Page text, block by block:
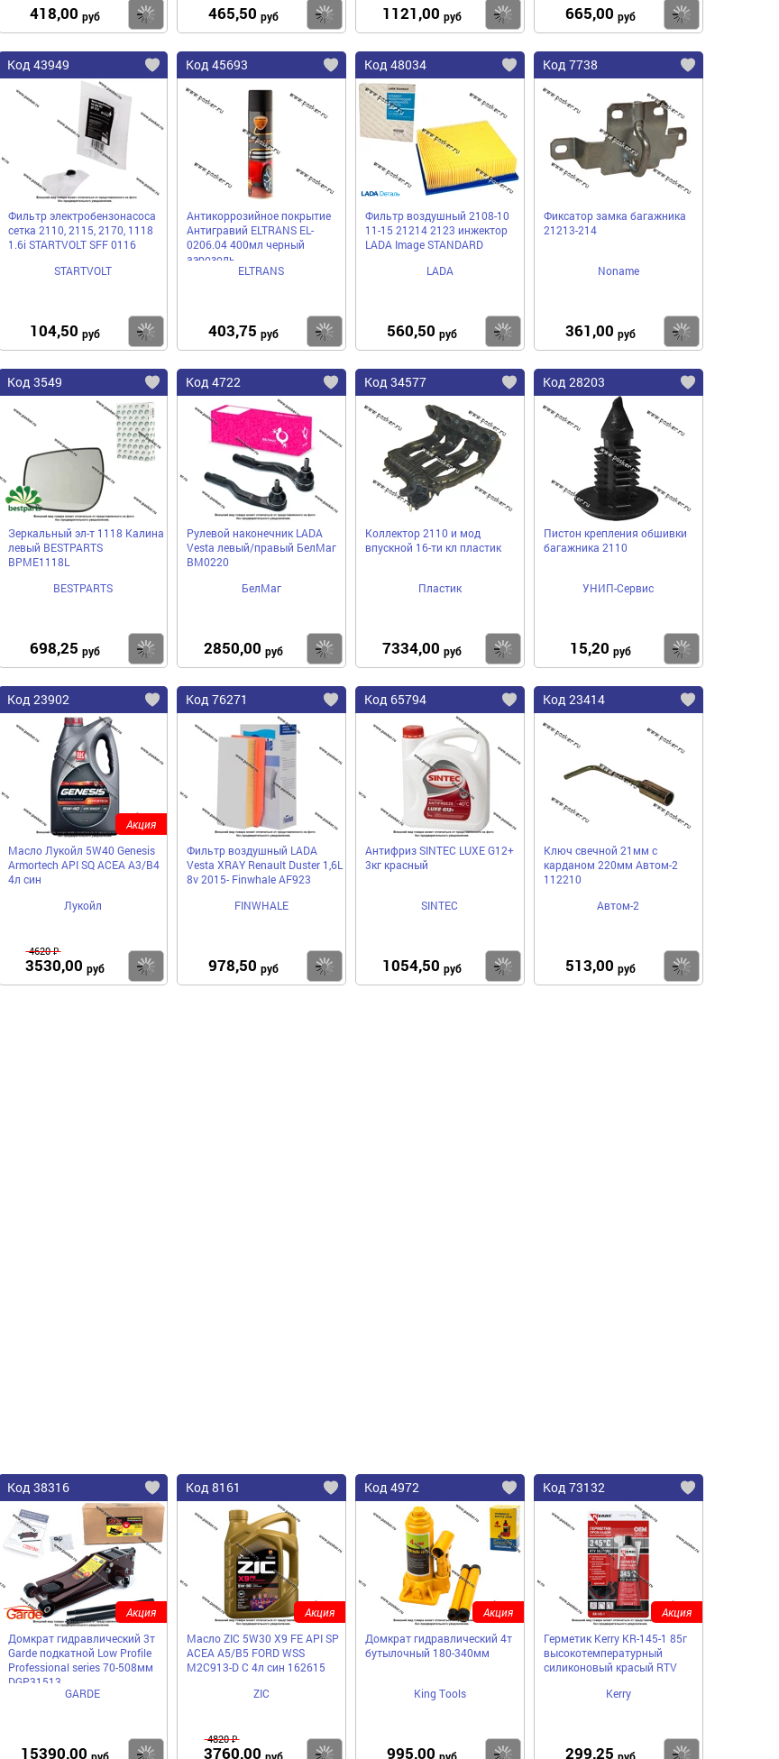
Купить418,00 руб Купить465,50 руб Купить
1121,00 руб Купить665,00 руб
Купить
Код 43949
Фильтр электробензонасоса
сетка 2110, 2115, 2170, 1118
1.6i STARTVOLT SFF 0116
STARTVOLT
104,50 руб Купить
Код 45693
Антикоррозийное покрытие
Антигравий ELTRANS EL-
0206.04 400мл черный
аэрозоль
ELTRANS
403,75 руб Купить
Код 48034
Фильтр воздушный 2108-10
11-15 21214 2123 инжектор
LADA Image STANDARD
LADA
560,50 руб Купить
Код 7738
Фиксатор замка багажника
21213-214
Noname
361,00 руб
Купить
Код 3549
Зеркальный эл-т 1118 Калина
левый BESTPARTS
BPME1118L
BESTPARTS
698,25 руб Купить
Код 4722
Рулевой наконечник LADA
Vesta левый/правый БелМаг
BM0220
БелМаг
2850,00 руб Купить
Код 34577
Коллектор 2110 и мод
впускной 16-ти кл пластик
Пластик
7334,00 руб Купить
Код 28203
Пистон крепления обшивки
багажника 2110
УНИП-Сервис
15,20 руб
Купить
Код 23902
Масло Лукойл 5W40 Genesis
Armortech API SQ ACEA A3/B4
4л син
Лукойл
4620 ₽
3530,00 руб Купить
Акция
Код 76271
Фильтр воздушный LADA
Vesta XRAY Renault Duster 1,6L
8v 2015- Finwhale AF923
FINWHALE
978,50 руб Купить
Код 65794
Антифриз SINTEC LUXE G12+
3кг красный
SINTEC
1054,50 руб Купить
Код 23414
Ключ свечной 21мм с
карданом 220мм Автом-2
112210
Автом-2
513,00 руб
Купить
Код 38316
Домкрат гидравлический 3т
Garde подкатной Low Profile
Professional series 70-508мм
DGP31513
GARDE
15390,00 Купить
Акция
Код 8161
Масло ZIC 5W30 X9 FE API SP
ACEA A5/B5 FORD WSS
M2C913-D C 4л син 162615
ZIC
4820 ₽
3760,00 Купить
Акция
Код 4972
Домкрат гидравлический 4т
бутылочный 180-340мм
King Tools
995,00 Купить
Акция
Код 73132
Герметик Kerry KR-145-1 85г
высокотемпературный
силиконовый красый RTV
Kerry
299,25
Акция